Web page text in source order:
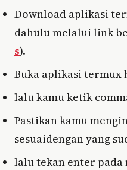
Download aplikasi
dahulu melalui link
s).
Buka aplikasi termux
lalu kamu ketik
Pastikan kamu
sesuaidengan yang
lalu tekan enter pada